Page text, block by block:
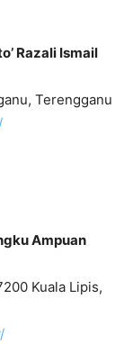
Razali Ismail
Terengganu
Ampuan
Kuala Lipis,